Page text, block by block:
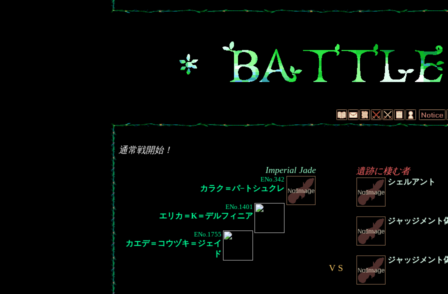
通常戦開始！
Imperial Jade
ENo.342
カラク＝パ−トシュクレ
ENo.1401
エリカ＝K＝デルフィニア
ENo.1755
カエデ＝コウヅキ＝ジェイ
ド
V S
遺跡に棲む者
シェルアント
ジャッジメント
ジャッジメント